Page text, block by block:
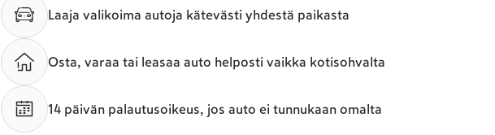
Laaja valikoima autoja kätevästi yhdestä paikasta
Osta, varaa tai leasaa auto helposti vaikka kotisohvalta
14 päivän palautusoikeus, jos auto ei tunnukaan omalta